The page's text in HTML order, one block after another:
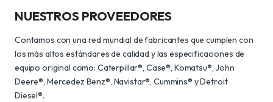
NUESTROS PROVEEDORES
Contamos con una red mundial de fabricantes que cumplen con
los más altos estándares de calidad y las especificaciones de
equipo original como: Caterpillar®, Case®, Komatsu®, John
Deere®, Mercedez Benz®, Navistar®, Cummins® y Detroit
Diesel®.